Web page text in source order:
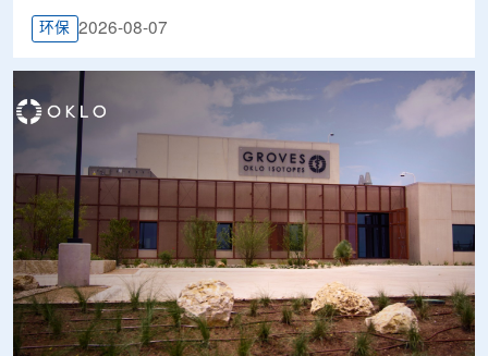
环保 2026-08-07